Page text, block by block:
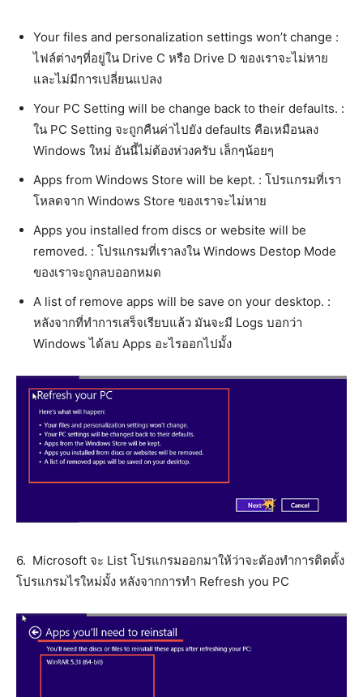
Your files and personalization settings won’t change :
ไฟล์ต่างๆที่อยู่ใน Drive C หรือ Drive D ของเราจะไม่หาย
และไม่มีการเปลี่ยนแปลง
Your PC Setting will be change back to their defaults. :
ใน PC Setting จะถูกคืนค่าไปยัง defaults คือเหมือนลง
Windows ใหม่ อันนี้ไม่ต้องห่วงครับ เล็กๆน้อยๆ
Apps from Windows Store will be kept. : โปรแกรมที่เรา
โหลดจาก Windows Store ของเราจะไม่หาย
Apps you installed from discs or website will be
removed. : โปรแกรมที่เราลงใน Windows Destop Mode
ของเราจะถูกลบออกหมด
A list of remove apps will be save on your desktop. :
หลังจากที่ทำการเสร็จเรียบแล้ว มันจะมี Logs บอกว่า
Windows ได้ลบ Apps อะไรออกไปมั้ง
6. Microsoft จะ List โปรแกรมออกมาให้ว่าจะต้องทำการติตดั้ง
โปรแกรมไรใหม่มั้ง หลังจากการทำ Refresh you PC